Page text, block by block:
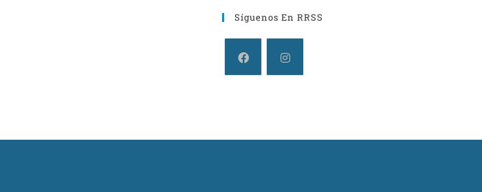
Síguenos En RRSS